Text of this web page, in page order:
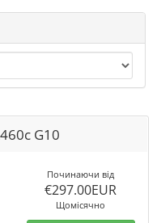
G10
Починаючи від
€297.00EUR
Щомісячно